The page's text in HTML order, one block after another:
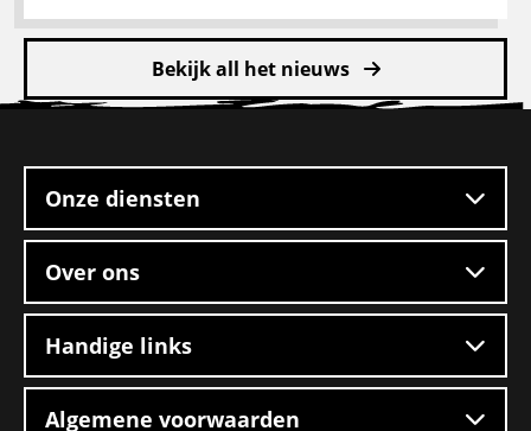
Bekijk all het nieuws
footer
Onze diensten
Over ons
Handige links
Algemene voorwaarden